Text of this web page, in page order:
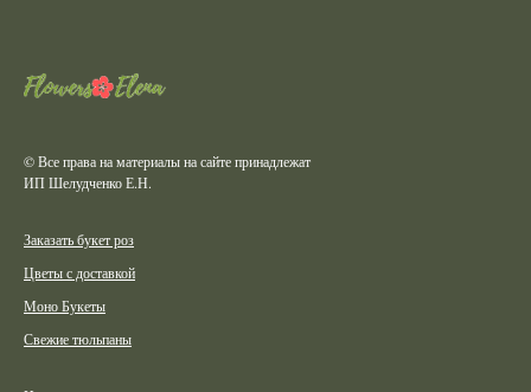
© Все права на материалы на сайте принадлежат
ИП Шелудченко Е.Н.
Заказать букет роз
Цветы с доставкой
Моно Букеты
Свежие тюльпаны